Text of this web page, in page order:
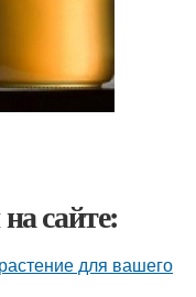
сайте:
для вашего